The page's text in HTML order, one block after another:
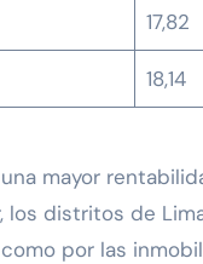
17,82
18,14
mayor
distritos de
por las